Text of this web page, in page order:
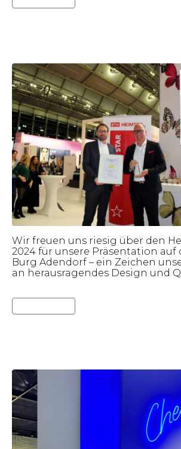
Wir freuen uns riesig über den
2024 für unsere Präsentation auf
Burg Adendorf – ein Zeichen
an herausragendes Design und